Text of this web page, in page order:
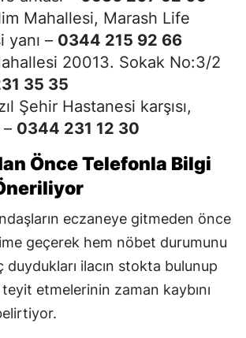
Mahallesi, Marash Life
yanı – 0344 215 92 66
20013. Sokak No:3/2
35 35
Şehir Hastanesi karşısı,
0344 231 12 30
Önce Telefonla Bilgi
eczaneye gitmeden önce
geçerek hem nöbet durumunu
ilacın stokta bulunup
teyit etmelerinin zaman kaybını